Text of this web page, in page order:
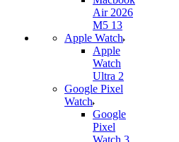
Air 2026
M5 13
Apple Watch
Apple
Watch
Ultra 2
Google Pixel
Watch
Google
Pixel
Watch 3